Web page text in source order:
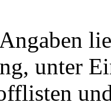
unter